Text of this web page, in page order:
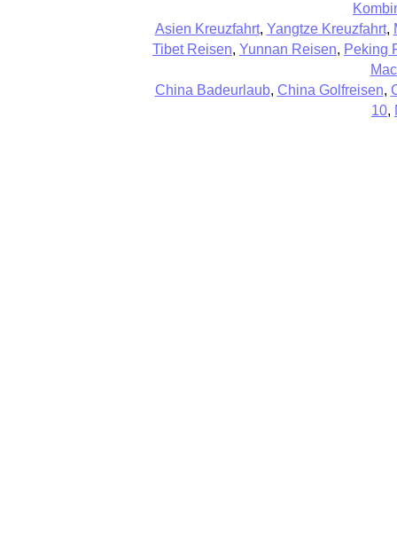
Asien Kreuzfahrt, Yangtze Kreuzfahrt,
Tibet Reisen, Yunnan Reisen, Peking
China Badeurlaub, China Golfreisen,
10,